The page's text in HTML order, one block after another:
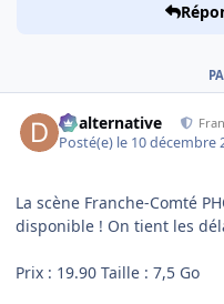
dbalternative
Posté(e) le 10 décembre
La scène Franche-Comté
disponible ! On tient les
Prix : 19.90 Taille : 7,5 Go